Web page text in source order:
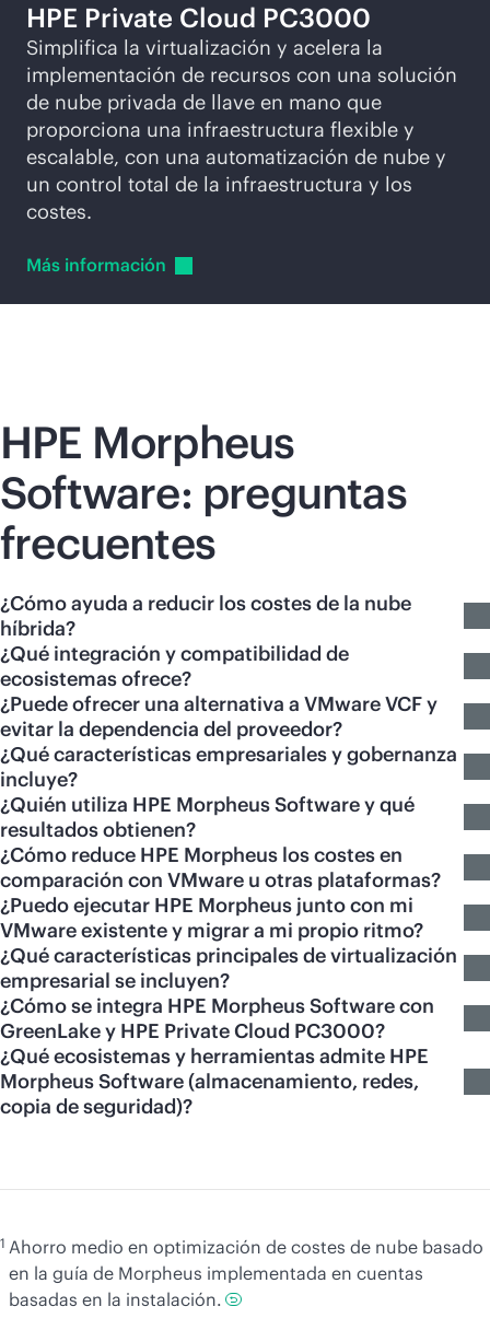
HPE Private Cloud PC3000
Simplifica la virtualización y acelera la
implementación de recursos con una solución
de nube privada de llave en mano que
proporciona una infraestructura flexible y
escalable, con una automatización de nube y
un control total de la infraestructura y los
costes.
Más información
HPE Morpheus
Software: preguntas
frecuentes
¿Cómo ayuda a reducir los costes de la nube
híbrida?
¿Qué integración y compatibilidad de
ecosistemas ofrece?
¿Puede ofrecer una alternativa a VMware VCF y
evitar la dependencia del proveedor?
¿Qué características empresariales y gobernanza
incluye?
¿Quién utiliza HPE Morpheus Software y qué
resultados obtienen?
¿Cómo reduce HPE Morpheus los costes en
comparación con VMware u otras plataformas?
¿Puedo ejecutar HPE Morpheus junto con mi
VMware existente y migrar a mi propio ritmo?
¿Qué características principales de virtualización
empresarial se incluyen?
¿Cómo se integra HPE Morpheus Software con
GreenLake y HPE Private Cloud PC3000?
¿Qué ecosistemas y herramientas admite HPE
Morpheus Software (almacenamiento, redes,
copia de seguridad)?
1 Ahorro medio en optimización de costes de nube basado
en la guía de Morpheus implementada en cuentas
basadas en la instalación.